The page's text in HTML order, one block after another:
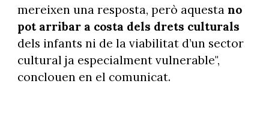
mereixen una resposta, però aquestano
pot arribar a costa dels drets culturals
dels infants ni de la viabilitat d’un sector
cultural ja especialment vulnerable",
conclouen en el comunicat.